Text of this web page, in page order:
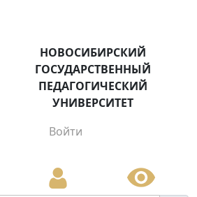
НОВОСИБИРСКИЙ
ГОСУДАРСТВЕННЫЙ
ПЕДАГОГИЧЕСКИЙ
УНИВЕРСИТЕТ
Войти